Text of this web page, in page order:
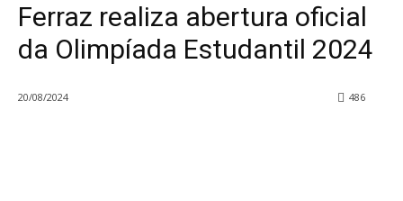
Ferraz realiza abertura oficial
da Olimpíada Estudantil 2024
20/08/2024 486